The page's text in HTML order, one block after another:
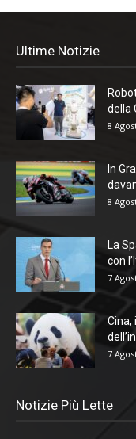
Ultime Notizie
della
8
In
8
La
con
7
Cina,
7
Notizie Più Lette